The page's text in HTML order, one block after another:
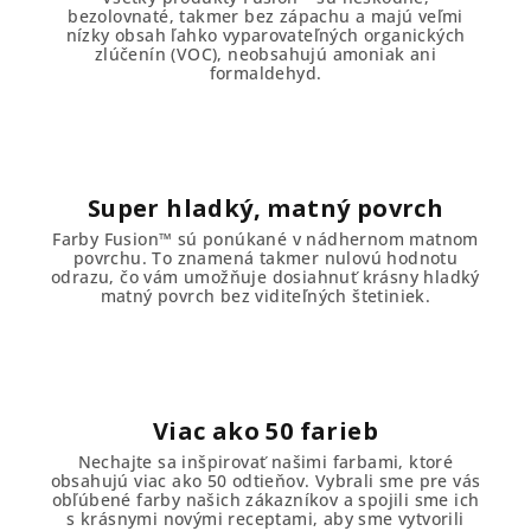
bezolovnaté, takmer bez zápachu a majú veľmi
nízky obsah ľahko vyparovateľných organických
zlúčenín (VOC), neobsahujú amoniak ani
formaldehyd.
Super hladký, matný povrch
Farby Fusion™ sú ponúkané v nádhernom matnom
povrchu. To znamená takmer nulovú hodnotu
odrazu, čo vám umožňuje dosiahnuť krásny hladký
matný povrch bez viditeľných štetiniek.
Viac ako 50 farieb
Nechajte sa inšpirovať našimi farbami, ktoré
obsahujú viac ako 50 odtieňov. Vybrali sme pre vás
obľúbené farby našich zákazníkov a spojili sme ich
s krásnymi novými receptami, aby sme vytvorili